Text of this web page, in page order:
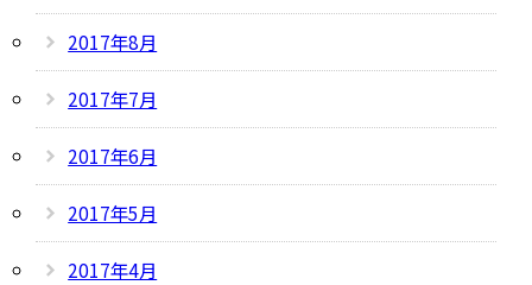
2017年8月
2017年7月
2017年6月
2017年5月
2017年4月